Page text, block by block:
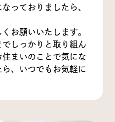
っておりましたら、
お願いいたします。
しっかりと取り組ん
まいのことで気にな
、いつでもお気軽に